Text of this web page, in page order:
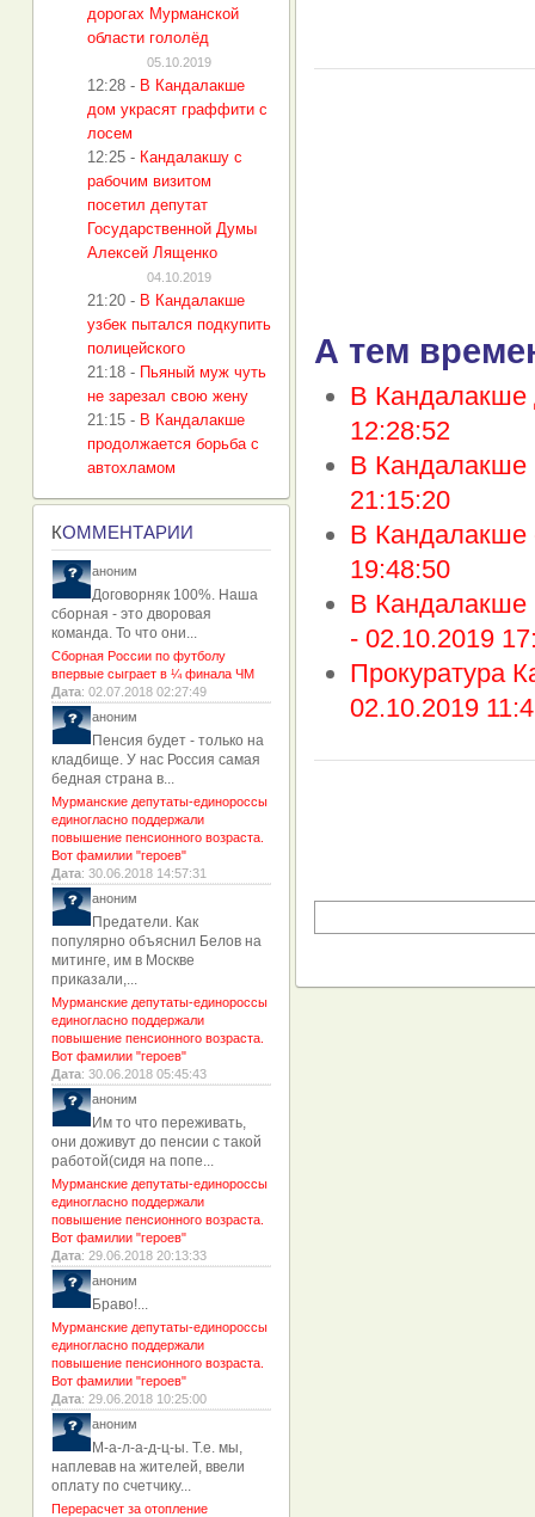
А тем
В Кандалакше
12:28:52
В Кандалакше
21:15:20
В Кандалакше
19:48:50
В Кандалакше
- 02.10.2019
Прокуратура
02.10.2019
дорогах Мурманской
области гололёд
05.10.2019
12:28 - В Кандалакше
дом украсят граффити с
лосем
12:25 - Кандалакшу с
рабочим визитом
посетил депутат
Государственной Думы
Алексей Лященко
04.10.2019
21:20 - В Кандалакше
узбек пытался подкупить
полицейского
21:18 - Пьяный муж чуть
не зарезал свою жену
21:15 - В Кандалакше
продолжается борьба с
автохламом
КОММЕНТАРИИ
аноним
Договорняк 100%. Наша
сборная - это дворовая
команда. То что они...
Сборная России по футболу
впервые сыграет в ¼ финала ЧМ
Дата: 02.07.2018 02:27:49
аноним
Пенсия будет - только на
кладбище. У нас Россия самая
бедная страна в...
Мурманские депутаты-единороссы
единогласно поддержали
повышение пенсионного возраста.
Вот фамилии "героев"
Дата: 30.06.2018 14:57:31
аноним
Предатели. Как
популярно объяснил Белов на
митинге, им в Москве
приказали,...
Мурманские депутаты-единороссы
единогласно поддержали
повышение пенсионного возраста.
Вот фамилии "героев"
Дата: 30.06.2018 05:45:43
аноним
Им то что переживать,
они доживут до пенсии с такой
работой(сидя на попе...
Мурманские депутаты-единороссы
единогласно поддержали
повышение пенсионного возраста.
Вот фамилии "героев"
Дата: 29.06.2018 20:13:33
аноним
Браво!...
Мурманские депутаты-единороссы
единогласно поддержали
повышение пенсионного возраста.
Вот фамилии "героев"
Дата: 29.06.2018 10:25:00
аноним
М-а-л-а-д-ц-ы. Т.е. мы,
наплевав на жителей, ввели
оплату по счетчику...
Перерасчет за отопление